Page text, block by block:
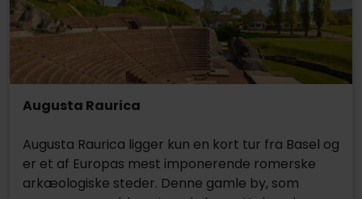
Augusta Raurica
Augusta Raurica ligger kun en kort tur fra Basel og
er et af Europas mest imponerende romerske
arkæologiske steder. Denne gamle by, som